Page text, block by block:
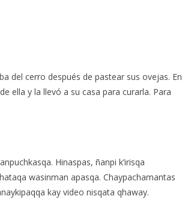
del cerro después de pastear sus ovejas. En
ella y la llevó a su casa para curarla. Para
Hinaspas, ñanpi k’irisqa
wasinman apasqa. Chaypachamantas
kay video nisqata qhaway.